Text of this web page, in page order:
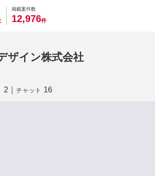
掲載案件数
0
1
0
2,
0
9
0
76件
ザイン株式会社
2 チャット 16